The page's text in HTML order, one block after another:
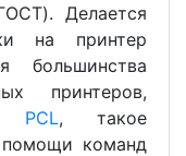
Делается
на принтер
большинства
принтеров,
PCL, такое
помощи команд